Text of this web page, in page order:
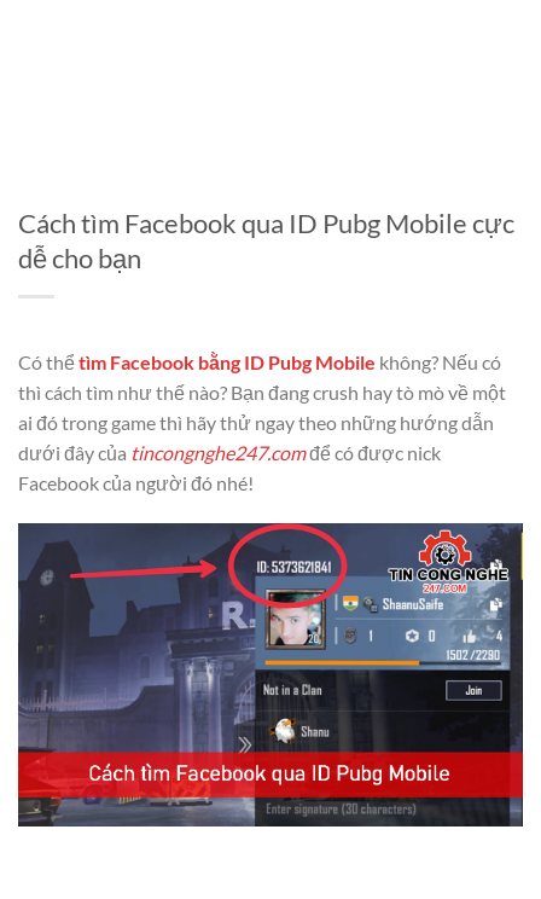
Cách tìm Facebook qua ID Pubg Mobile cực
dễ cho bạn
Có thể tìm Facebook bằng ID Pubg Mobile không? Nếu có
thì cách tìm như thế nào? Bạn đang crush hay tò mò về một
ai đó trong game thì hãy thử ngay theo những hướng dẫn
dưới đây của tincongnghe247.comđể có được nick
Facebook của người đó nhé!